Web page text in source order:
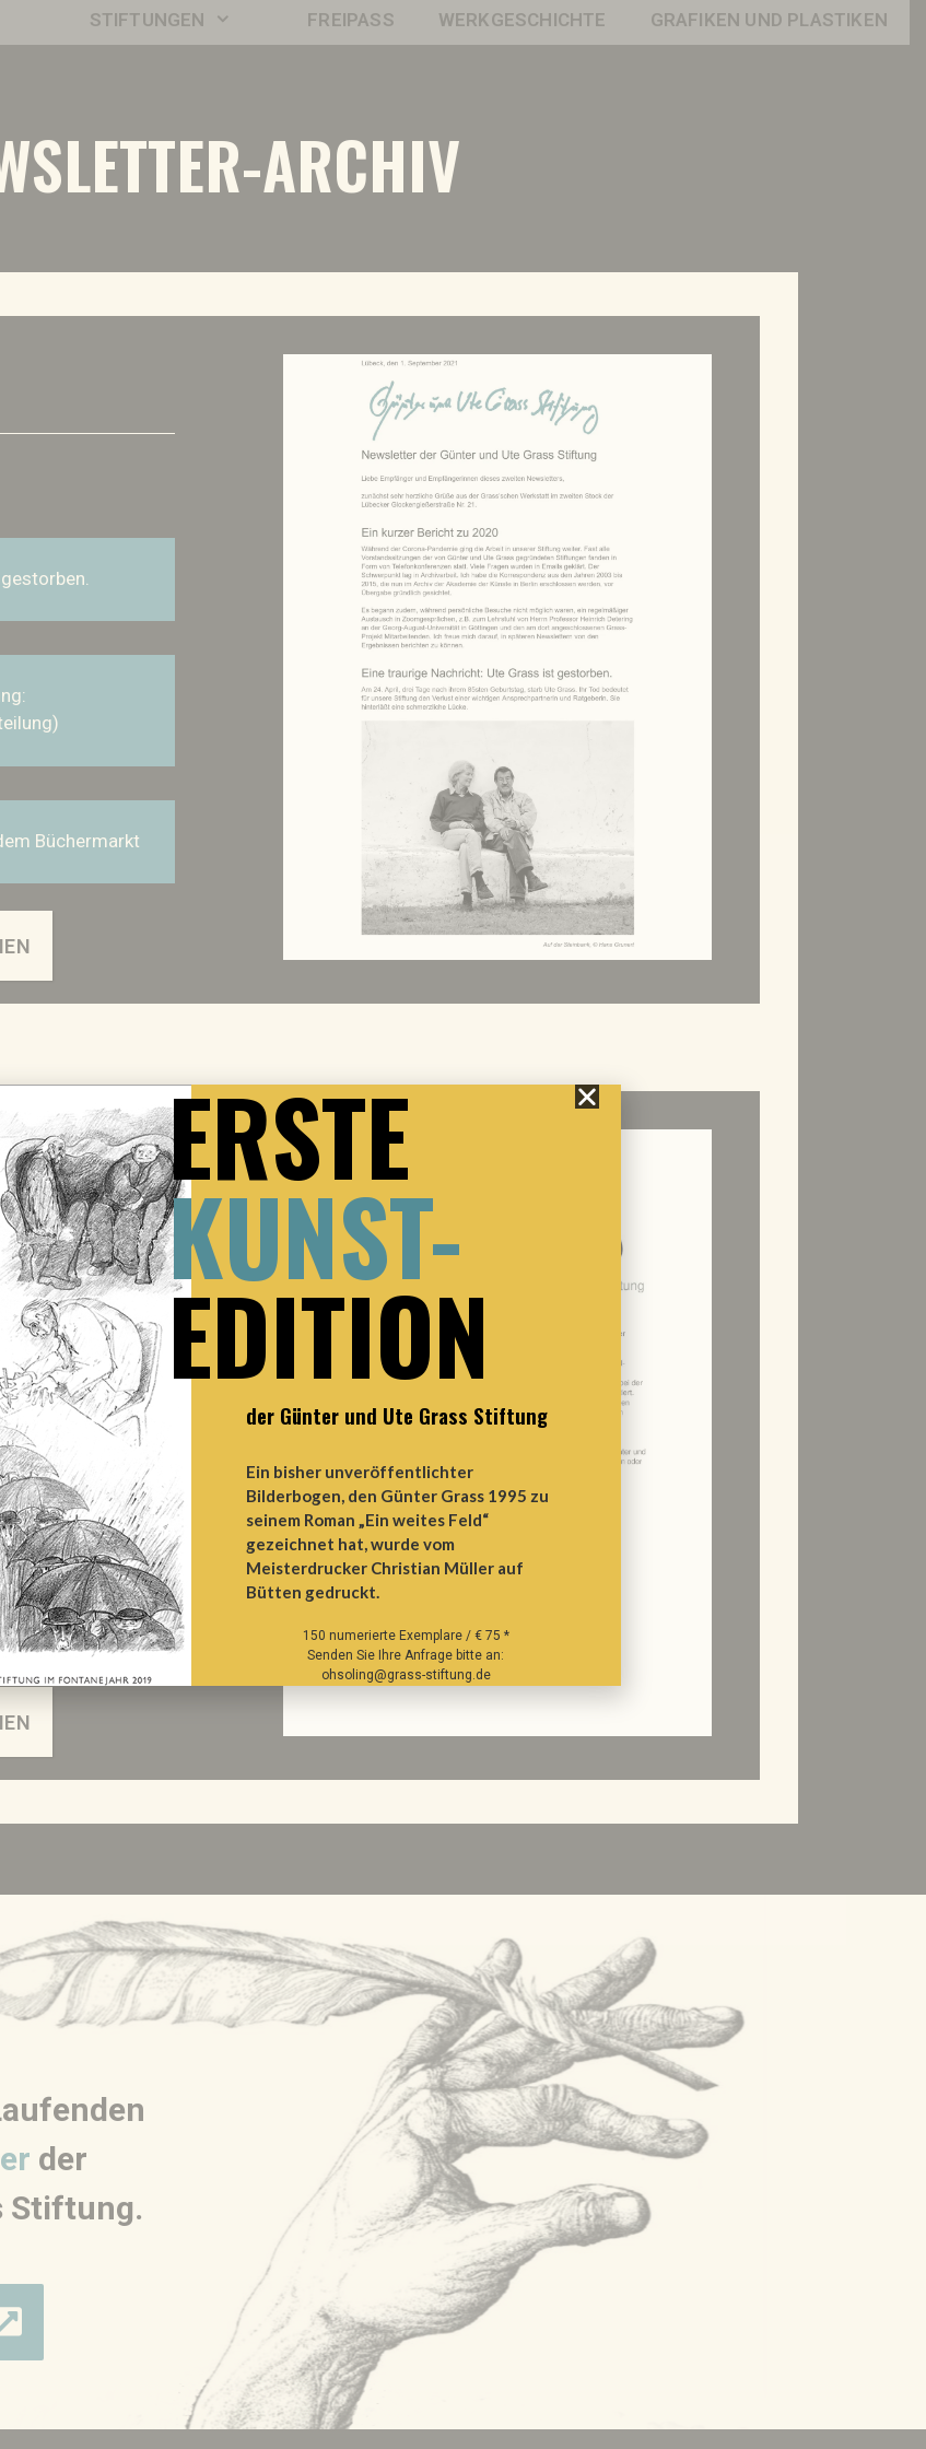
STIFTUNGEN FREIPASS WERKGESCHICHTE GRAFIKEN UND PLASTIKEN
ARCHIV
Büchermarkt
Winter 2019/20
Grass Stiftung
Büchermarkt
der
Stiftung.
ERSTE
KUNST-
EDITION
der Günter und Ute Grass Stiftung
Ein bisher unveröffentlichter
Bilderbogen, den Günter Grass 1995 zu
seinem Roman „Ein weites Feld“
gezeichnet hat, wurde vom
Meisterdrucker Christian Müller auf
Bütten gedruckt.
150 numerierte Exemplare / € 75 *
Senden Sie Ihre Anfrage bitte an:
ohsoling@grass-stiftung.de